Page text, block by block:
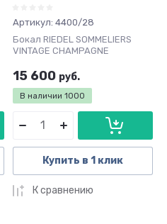
Артикул: 4400/28
Бокал RIEDEL SOMMELIERS
VINTAGE CHAMPAGNE
В наличии 1000
15 600 руб.
Купить в 1 клик
К сравнению